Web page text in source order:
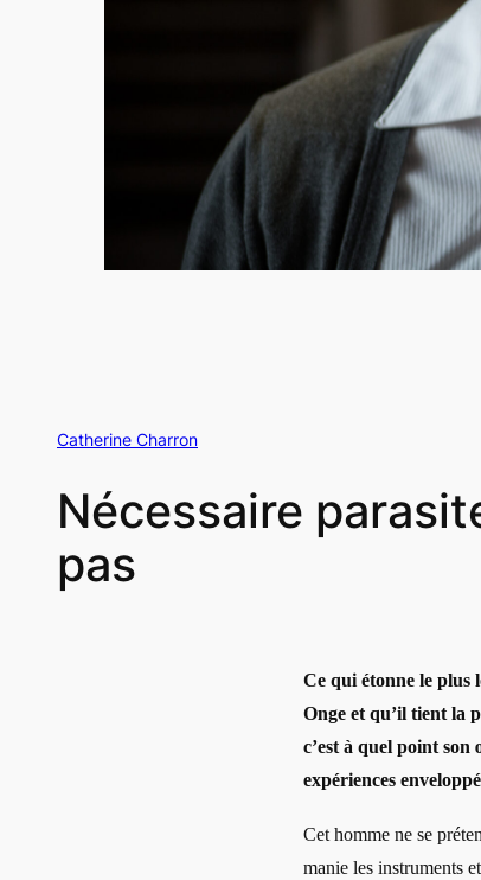
Catherine Charron
Nécessaire
pas
Ce qui étonne le plus
Onge et qu’il tient la
c’est à quel point
expériences
Cet homme ne se
manie les instruments